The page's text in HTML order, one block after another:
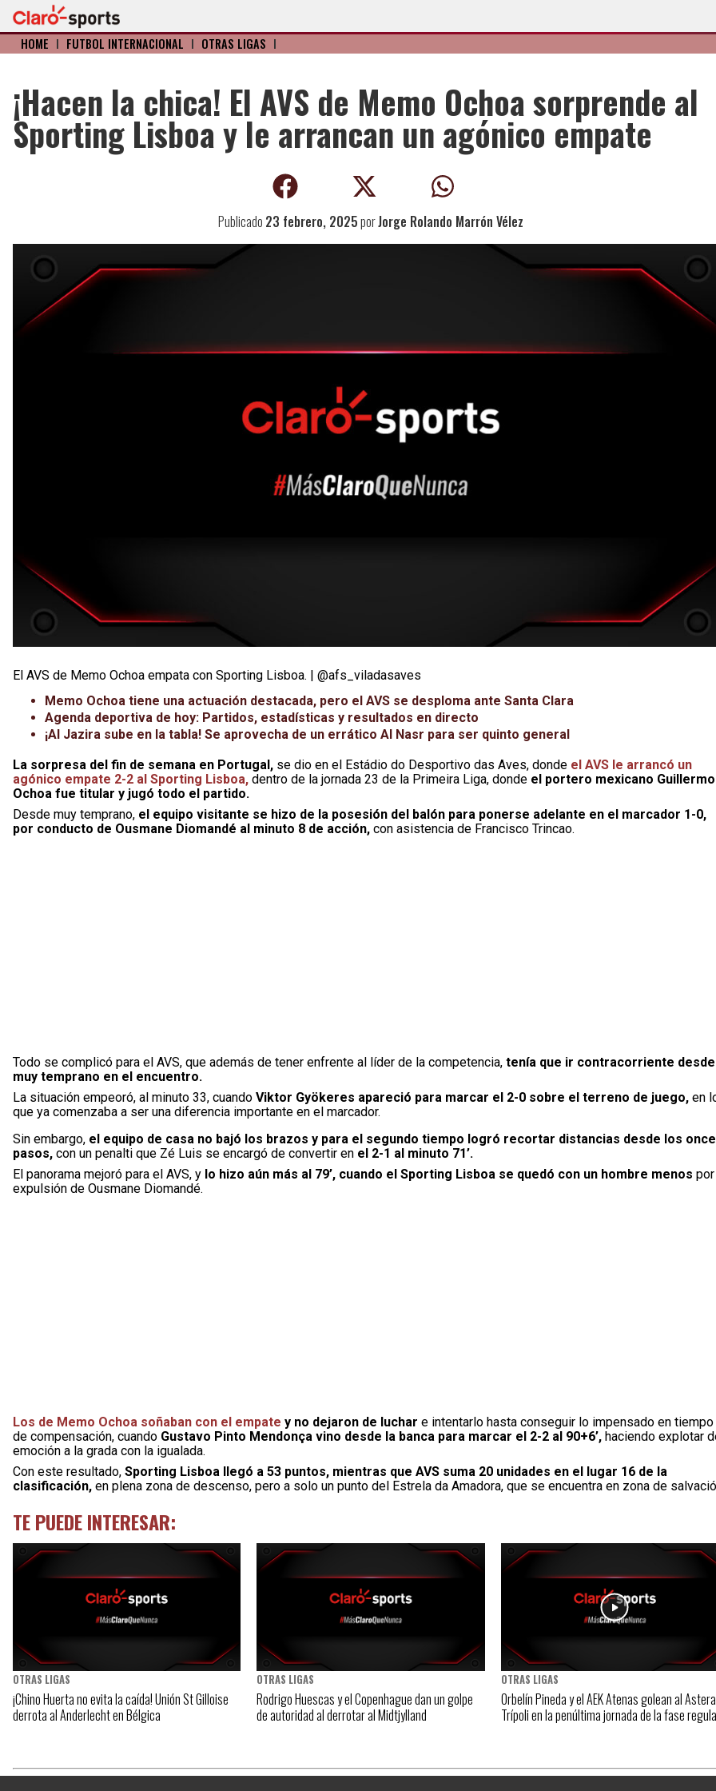
HOME I FÚTBOL INTERNACIONAL I OTRAS LIGAS I
¡Hacen la chica! El AVS de Memo Ochoa sorprende al
Sporting Lisboa y le arrancan un agónico empate
Publicado 23 febrero, 2025porJorge Rolando Marrón Vélez
El AVS de Memo Ochoa empata con Sporting Lisboa. | @afs_viladasaves
Memo Ochoa tiene una actuación destacada, pero el AVS se desploma ante Santa Clara
Agenda deportiva de hoy: Partidos, estadísticas y resultados en directo
¡Al Jazira sube en la tabla! Se aprovecha de un errático Al Nasr para ser quinto general
La sorpresa del fin de semana en Portugal, se dio en el Estádio do Desportivo das Aves, donde el AVS le arrancó un
agónico empate 2-2 al Sporting Lisboa, dentro de la jornada 23 de la Primeira Liga, donde el portero mexicano Guillermo
Ochoa fue titular y jugó todo el partido.
Desde muy temprano, el equipo visitante se hizo de la posesión del balón para ponerse adelante en el marcador 1-0,
por conducto de Ousmane Diomandé al minuto 8 de acción, con asistencia de Francisco Trincao.
Todo se complicó para el AVS, que además de tener enfrente al líder de la competencia, tenía que ir contracorriente desde
muy temprano en el encuentro.
La situación empeoró, al minuto 33, cuando Viktor Gyökeres apareció para marcar el 2-0 sobre el terreno de juego, en
que ya comenzaba a ser una diferencia importante en el marcador.
Sin embargo, el equipo de casa no bajó los brazos y para el segundo tiempo logró recortar distancias desde los once
pasos, con un penalti que Zé Luis se encargó de convertir en el 2-1 al minuto 71’.
El panorama mejoró para el AVS, y lo hizo aún más al 79’, cuando el Sporting Lisboa se quedó con un hombre menos
expulsión de Ousmane Diomandé.
Los de Memo Ochoa soñaban con el empate y no dejaron de luchar e intentarlo hasta conseguir lo impensado en tiempo
de compensación, cuando Gustavo Pinto Mendonça vino desde la banca para marcar el 2-2 al 90+6’, haciendo explotar
emoción a la grada con la igualada.
Con este resultado, Sporting Lisboa llegó a 53 puntos, mientras que AVS suma 20 unidades en el lugar 16 de la
clasificación, en plena zona de descenso, pero a solo un punto del Estrela da Amadora, que se encuentra en zona de
TE PUEDE INTERESAR:
OTRAS LIGAS
¡Chino Huerta no evita la caída! Unión St Gilloise
derrota al Anderlecht en Bélgica
OTRAS LIGAS
Rodrigo Huescas y el Copenhague dan un golpe
de autoridad al derrotar al Midtjylland
OTRAS LIGAS
Orbelín Pineda y el AEK Atenas golean al
Trípoli en la penúltima jornada de la fase